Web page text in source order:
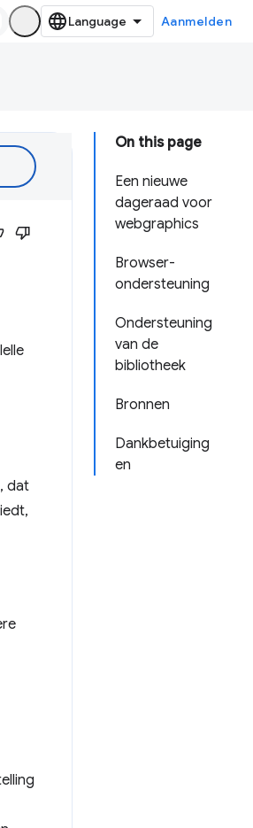
Aanmelden
On this page
Een nieuwe
dageraad voor
webgraphics
Browser-
ondersteuning
Ondersteuning
van de
bibliotheek
Bronnen
Dankbetuiging
en
dat